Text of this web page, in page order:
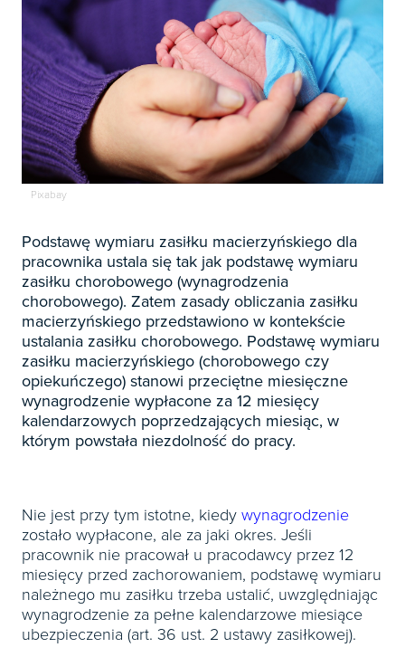
Zapowiedzi 
Prenumerata 2026 
Szkolenia 
Księgowość
Sygnaliści 
Czasopisma
E-wydania
Książki
E-booki
Webinaria
Rachunkowość i finanse 
Czasopisma
E-wydania
Książki
E-booki
Webinaria
Rachunkowość budżetowa 
Czasopisma
E-wydania
Książki
E-booki
Webinaria
Podatki 
Czasopisma
E-wydania
Książki
E-booki
Biura rachunkowe 
Czasopisma
E-wydania
Książki
Samorząd i administracja 
Czasopisma
E-wydania
E-booki
Webinaria
INFORLEX 

Czasopisma
E-wydania
Książki
E-booki
Webinaria
Prawo gospodarcze 
Czasopisma
E-wydania
Książki
Prawo dla każdego 
Czasopisma
E-wydania
Pixabay
Podstawę wymiaru zasiłku macierzyńskiego dla
pracownika ustala się tak jak podstawę wymiaru
zasiłku chorobowego (wynagrodzenia
chorobowego). Zatem zasady obliczania zasiłku
macierzyńskiego przedstawiono w kontekście
ustalania zasiłku chorobowego. Podstawę wymiaru
zasiłku macierzyńskiego (chorobowego czy
opiekuńczego) stanowi przeciętne miesięczne
wynagrodzenie wypłacone za 12 miesięcy
kalendarzowych poprzedzających miesiąc, w
którym powstała niezdolność do pracy.
Nie jest przy tym istotne, kiedy wynagrodzenie
zostało wypłacone, ale za jaki okres. Jeśli
pracownik nie pracował u pracodawcy przez 12
miesięcy przed zachorowaniem, podstawę wymiaru
należnego mu zasiłku trzeba ustalić, uwzględniając
wynagrodzenie za pełne kalendarzowe miesiące
ubezpieczenia (art. 36 ust. 2 ustawy zasiłkowej).